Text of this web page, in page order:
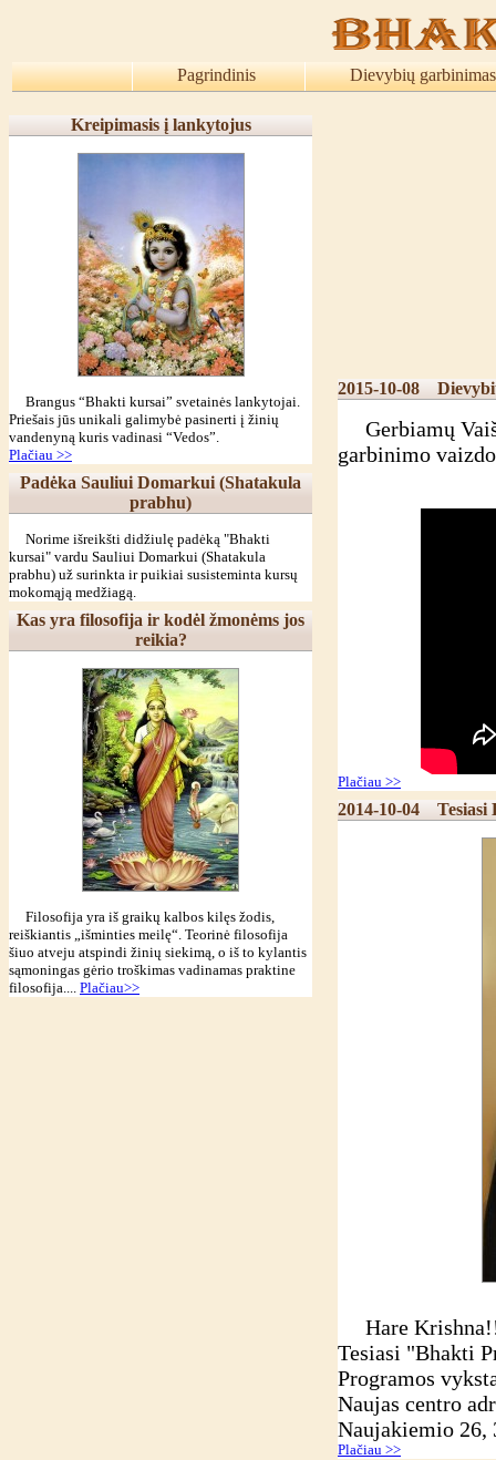
Pagrindinis Dievybių garbinimas
Kreipimasis į lankytojus
Brangus “Bhakti kursai” svetainės lankytojai.
Priešais jūs unikali galimybė pasinerti į žinių
vandenyną kuris vadinasi “Vedos”.
Plačiau >>
Padėka Sauliui Domarkui (Shatakula
prabhu)
Norime išreikšti didžiulę padėką "Bhakti
kursai" vardu Sauliui Domarkui (Shatakula
prabhu) už surinkta ir puikiai susisteminta kursų
mokomąją medžiagą.
Kas yra filosofija ir kodėl žmonėms jos
reikia?
Filosofija yra iš graikų kalbos kilęs žodis,
reiškiantis „išminties meilę“. Teorinė filosofija
šiuo atveju atspindi žinių siekimą, o iš to kylantis
sąmoningas gėrio troškimas vadinamas praktine
filosofija.... Plačiau>>
2015-10-08
Gerbiamų
garbinimo
Plačiau >>
2014-10-04
Hare
Tesiasi "Bhakti
Programos
Naujas centro
Naujakiemio 26,
Plačiau >>